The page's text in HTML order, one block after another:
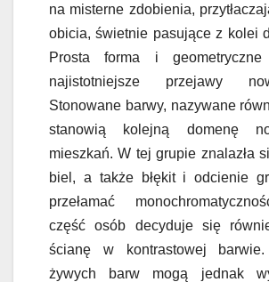
na misterne zdobienia,
obicia, świetnie pasujące z kolei
Prosta forma i
najistotniejsze przejawy
Stonowane barwy, nazywane
stanowią kolejną domenę
mieszkań. W tej grupie znalazła
biel, a także błękit i odcienie
przełamać
część osób decyduje się
ścianę w kontrastowej barwie.
żywych barw mogą jednak